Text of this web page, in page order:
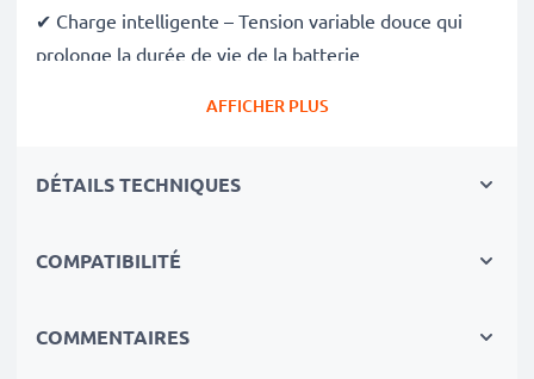
✔ Charge intelligente – Tension variable douce qui
prolonge la durée de vie de la batterie
Compact et prêt pour le voyage
votre sac photo
AFFICHER PLUS
DÉTAILS TECHNIQUES
COMPATIBILITÉ
COMMENTAIRES